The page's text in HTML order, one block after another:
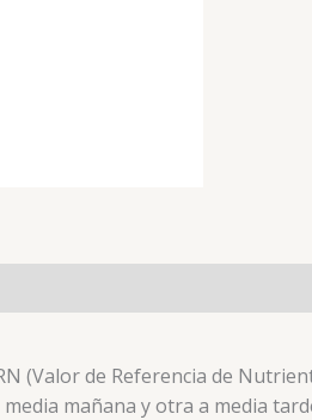
(Valor de Referencia de
media mañana y otra a media